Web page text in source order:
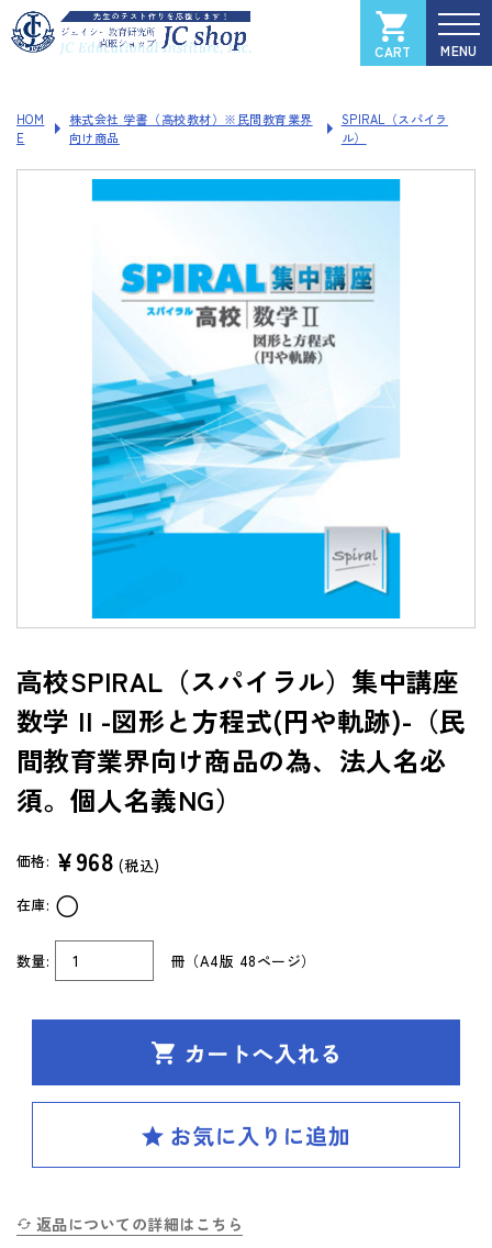
CART
全国大学入試過去問データベース
ソフトウェアご登録フォーム
製品サポートページ
よくあるご質問（FAQ）
アップグレード版
（DVD-ROM簡易パッケージ）
アップグレード版
（ダウンロード）
製品サポートページ
よくあるご質問（FAQ）
株式会社 学書
お買い物ガイド
HOM
E
株式会社 学書（高校教材）※民間教育業界
向け商品
SPIRAL（スパイラ
ル）
高校SPIRAL（スパイラル）集中講座
数学 II -図形と方程式(円や軌跡)-（民
間教育業界向け商品の為、法人名必
須。個人名義NG）
価格: ¥968 (税込)
数量: 冊（A4版 48ページ）
在庫: ○
返品についての詳細はこちら